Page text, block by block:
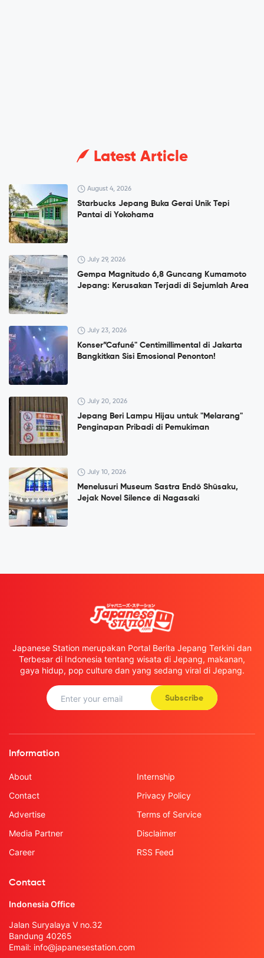
Latest Article
August 4, 2026
Starbucks Jepang Buka Gerai Unik Tepi
Pantai di Yokohama
July 29, 2026
Gempa Magnitudo 6,8 Guncang Kumamoto
Jepang: Kerusakan Terjadi di Sejumlah Area
July 23, 2026
Konser”Cafuné" Centimillimental di Jakarta
Bangkitkan Sisi Emosional Penonton!
July 20, 2026
Jepang Beri Lampu Hijau untuk "Melarang"
Penginapan Pribadi di Pemukiman
July 10, 2026
Menelusuri Museum Sastra Endō Shūsaku,
Jejak Novel Silence di Nagasaki
Japanese Station merupakan Portal Berita Jepang Terkini dan
Terbesar di Indonesia tentang wisata di Jepang, makanan,
gaya hidup, pop culture dan yang sedang viral di Jepang.
Subscribe
Information
About
Contact
Advertise
Media Partner
Career
Internship
Privacy Policy
Terms of Service
Disclaimer
RSS Feed
Contact
Indonesia Office
Jalan Suryalaya V no.32
Bandung 40265
Email: info@japanesestation.com